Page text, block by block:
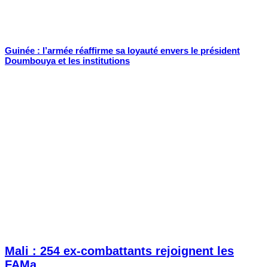
Guinée : l’armée réaffirme sa loyauté envers le président
Doumbouya et les institutions
Mali : 254 ex-combattants rejoignent les
FAMa